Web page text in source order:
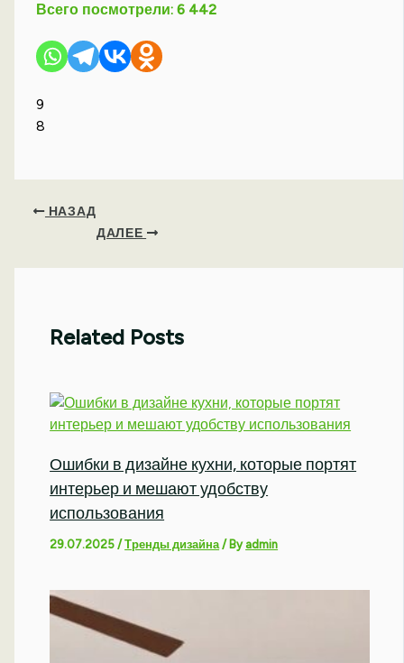
Всего посмотрели: 6 442
9
8
НАЗАД
ДАЛЕЕ
Related Posts
Ошибки в дизайне кухни, которые портят
интерьер и мешают удобству
использования
29.07.2025/Тренды дизайна / Byadmin